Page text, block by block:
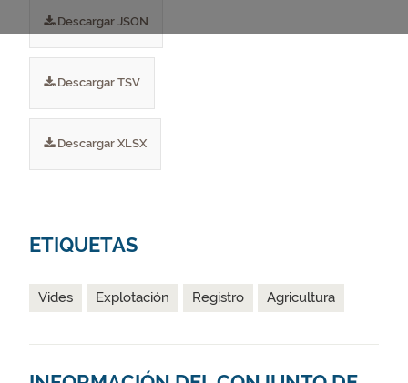
Descargar JSON
Descargar TSV
Descargar XLSX
ETIQUETAS
Vides Explotación Registro Agricultura